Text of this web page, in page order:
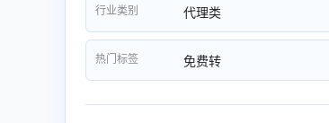
行业类别 代理类
热门标签 免费转